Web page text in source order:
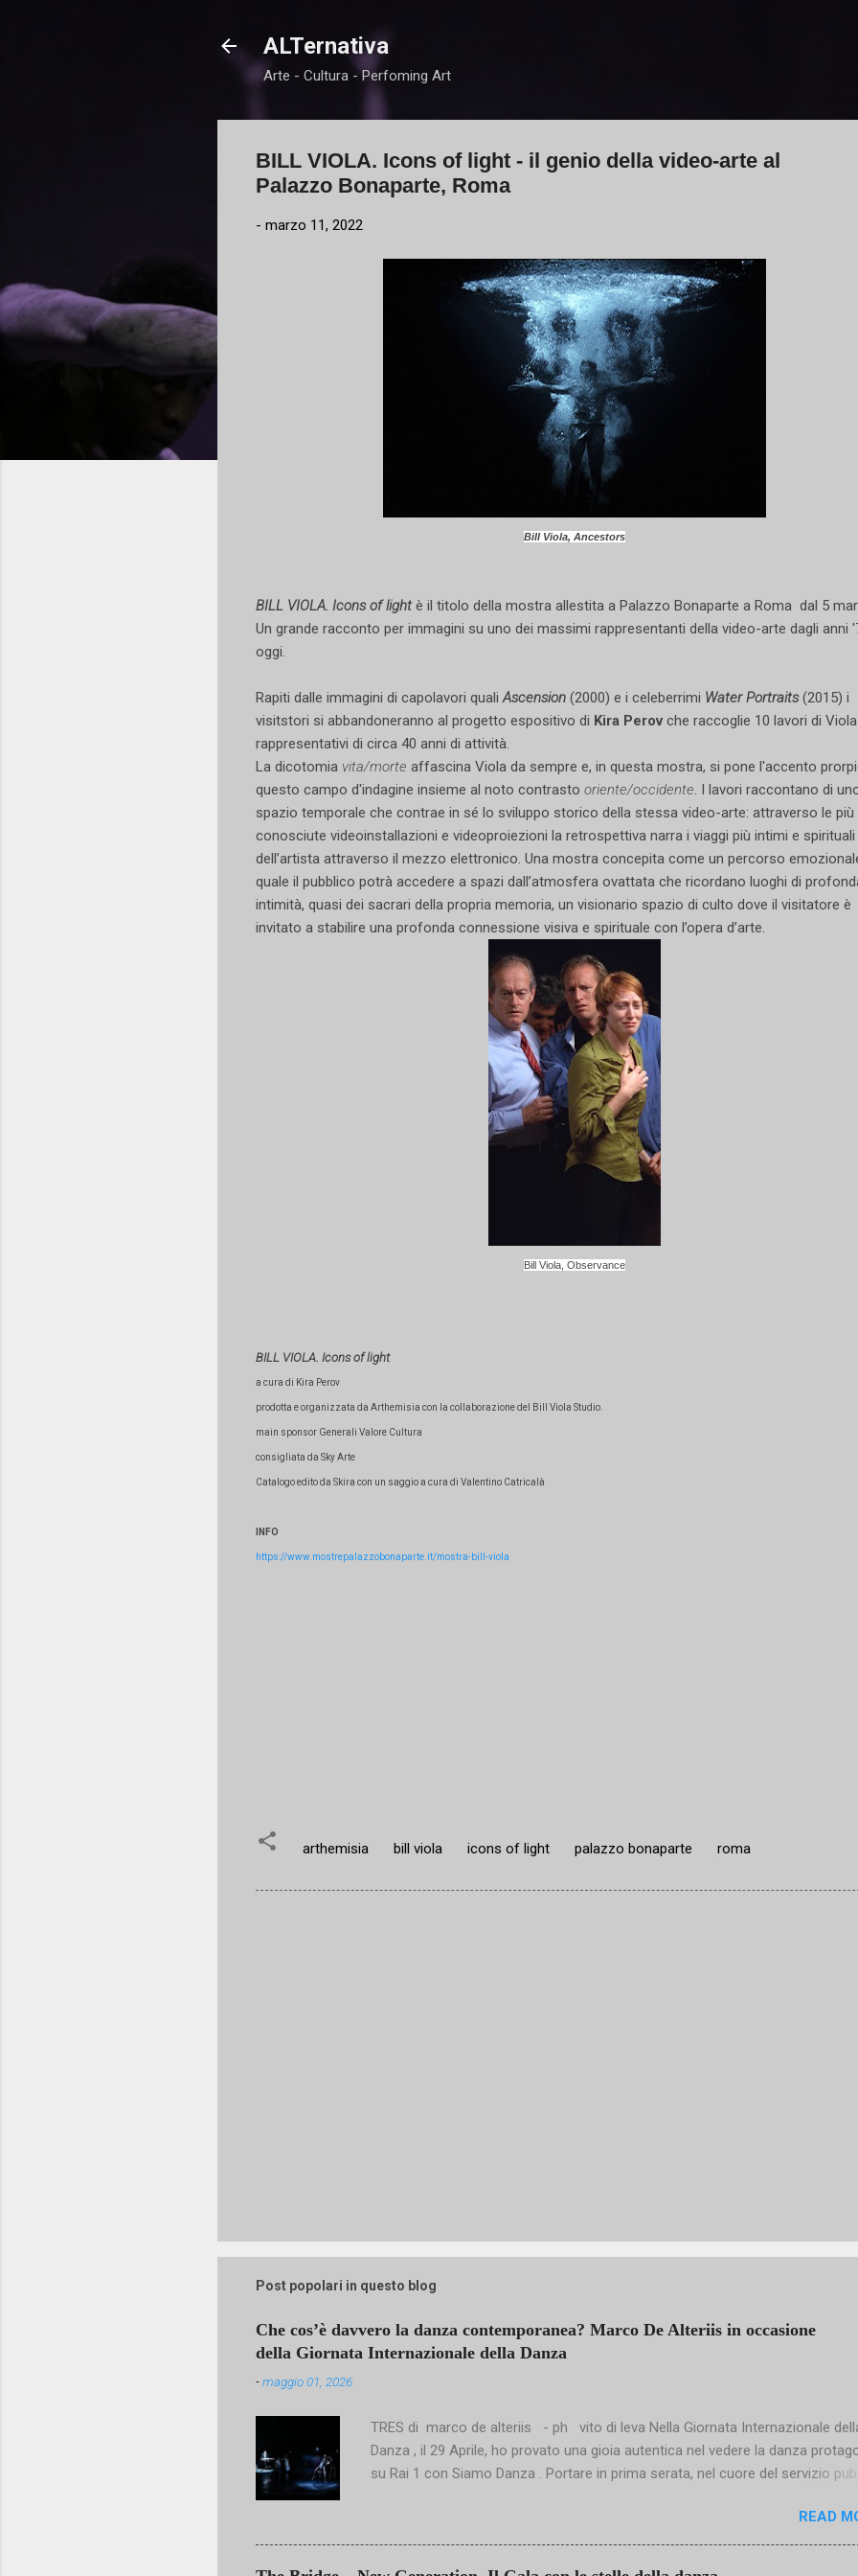
ALTernativa
Arte - Cultura - Perfoming Art
BILL VIOLA. Icons of light - il genio della video-arte al
Palazzo Bonaparte, Roma
- marzo 11, 2022
Bill Viola, Ancestors
BILL VIOLA. Icons of light è il titolo della mostra allestita a Palazzo Bonaparte a Roma dal 5
Un grande racconto per immagini su uno dei massimi rappresentanti della video-arte dagli anni
oggi.
Rapiti dalle immagini di capolavori quali Ascension (2000) e i celeberrimi Water Portraits(2015) i
visitstori si abbandoneranno al progetto espositivo di Kira Perov che raccoglie 10 lavori di Viola
rappresentativi di circa 40 anni di attività.
La dicotomia vita/morte affascina Viola da sempre e, in questa mostra, si pone l'accento
questo campo d'indagine insieme al noto contrasto oriente/occidente . I lavori raccontano di
spazio temporale che contrae in sé lo sviluppo storico della stessa video-arte: attraverso le più
conosciute videoinstallazioni e videoproiezioni la retrospettiva narra i viaggi più intimi e spirituali
dell’artista attraverso il mezzo elettronico. Una mostra concepita come un percorso
quale il pubblico potrà accedere a spazi dall’atmosfera ovattata che ricordano luoghi di
intimità, quasi dei sacrari della propria memoria, un visionario spazio di culto dove il visitatore è
invitato a stabilire una profonda connessione visiva e spirituale con l’opera d’arte.
Bill Viola, Observance
BILL VIOLA. Icons of light
a cura di Kira Perov
prodotta e organizzata da Arthemisia con la collaborazione del Bill Viola Studio.
main sponsor Generali Valore Cultura
consigliata da Sky Arte
Catalogo edito da Skira con un saggio a cura di Valentino Catricalà
INFO
https://www.mostrepalazzobonaparte.it/mostra-bill-viola
arthemisia bill viola icons of light palazzo bonaparte roma
Post popolari in questo blog
Che cos’è davvero la danza contemporanea? Marco De Alteriis in occasione
della Giornata Internazionale della Danza
-maggio 01, 2026
TRES di marco de alteriis - ph vito di leva Nella Giornata Internazionale
Danza , il 29 Aprile, ho provato una gioia autentica nel vedere la danza
su Rai 1 con Siamo Danza . Portare in prima serata, nel cuore del servizio
riconoscere alla danza un ruolo non marginale, ma centrale nella
sguardo collettivo. Danzatori straordinari – dalla luminosa Eleonora
talentuosi Sasha Riva e Simone Repele – insieme a coreografie di grande
READ